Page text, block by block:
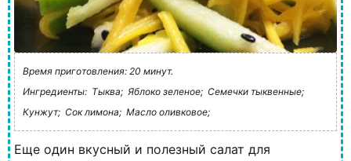
Время приготовления: 20 минут.
Ингредиенты: Тыква; Яблоко зеленое; Семечки тыквенные;
Кунжут; Сок лимона; Масло оливковое;
Еще один вкусный и полезный салат для